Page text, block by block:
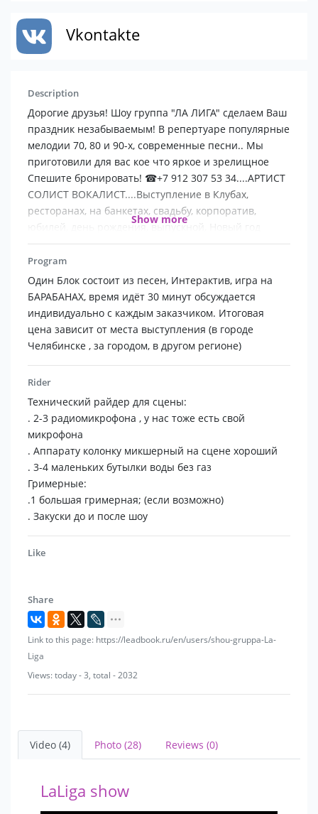
Vkontakte
Description
Дорогие друзья! Шоу группа "ЛА ЛИГА" сделаем Ваш
праздник незабываемым! В репертуаре популярные
мелодии 70, 80 и 90-х, современные песни.. Мы
приготовили для вас кое что яркое и зрелищное
Спешите бронировать! ☎+7 912 307 53 34....АРТИСТ
СОЛИСТ ВОКАЛИСТ....Выступление в Клубах,
ресторанах, на банкетах, свадьбу, корпоратив,
юбилей, день рождения, выпускной, Новый год
Show more
Program
Один Блок состоит из песен, Интерактив, игра на
БАРАБАНАХ, время идёт 30 минут обсуждается
индивидуально с каждым заказчиком. Итоговая
цена зависит от места выступления (в городе
Челябинске , за городом, в другом регионе)
Rider
Технический райдер для сцены:
. 2-3 радиомикрофона , у нас тоже есть свой
микрофона
. Аппарату колонку микшерный на сцене хороший
. 3-4 маленьких бутылки воды без газ
Гримерные:
.1 большая гримерная; (если возможно)
. Закуски до и после шоу
Like
Share
Link to this page: https://leadbook.ru/en/users/shou-gruppa-La-
Liga
Views: today - 3, total - 2032
Video (4) Photo (28) Reviews (0)
LaLiga show